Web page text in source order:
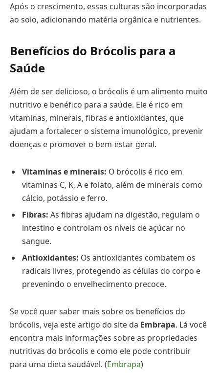
Após o crescimento, essas culturas são incorporadas
ao solo, adicionando matéria orgânica e nutrientes.
Benefícios do Brócolis para a
Saúde
Além de ser delicioso, o brócolis é um alimento muito
nutritivo e benéfico para a saúde. Ele é rico em
vitaminas, minerais, fibras e antioxidantes, que
ajudam a fortalecer o sistema imunológico, prevenir
doenças e promover o bem-estar geral.
Vitaminas e minerais: O brócolis é rico em
vitaminas C, K, A e folato, além de minerais como
cálcio, potássio e ferro.
Fibras: As fibras ajudam na digestão, regulam o
intestino e controlam os níveis de açúcar no
sangue.
Antioxidantes: Os antioxidantes combatem os
radicais livres, protegendo as células do corpo e
prevenindo o envelhecimento precoce.
Se você quer saber mais sobre os benefícios do
brócolis, veja este artigo do site da Embrapa. Lá você
encontra mais informações sobre as propriedades
nutritivas do brócolis e como ele pode contribuir
para uma dieta saudável. (Embrapa)